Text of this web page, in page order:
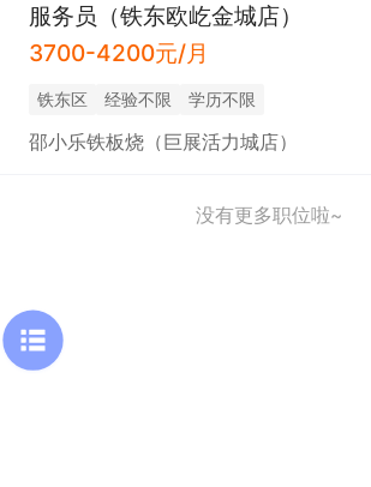
服务员（铁东欧屹金城店）
3700-4200元/月
铁东区 经验不限 学历不限
邵小乐铁板烧（巨展活力城店）
没有更多职位啦~